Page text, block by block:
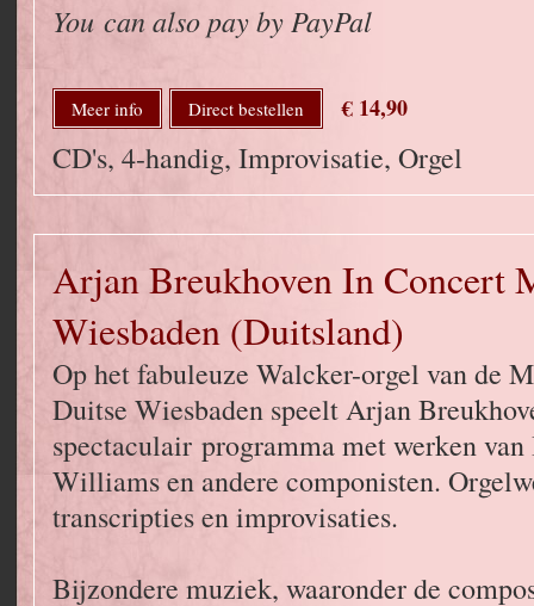
You can also pay by PayPal
Meer info Direct bestellen € 14,90
CD's, 4-handig, Improvisatie, Orgel
Arjan Breukhoven In Concert
Wiesbaden (Duitsland)
Op het fabuleuze Walcker-orgel van de
Duitse Wiesbaden speelt Arjan
spectaculair programma met werken
Williams en andere componisten.
transcripties en improvisaties.
Bijzondere muziek, waaronder de